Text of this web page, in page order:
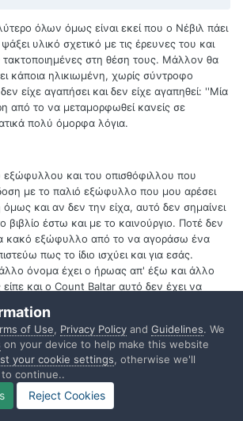
όλων όμως είναι εκεί που ο Νέβιλ πάει
υλικό σχετικό με τις έρευνες του και
τακτοποιημένες στη θέση τους. Μάλλον θα
κάποια ηλικιωμένη, χωρίς σύντροφο
είχε αγαπήσει και δεν είχε αγαπηθεί: ''Μία
από το να μεταμορφωθεί κανείς σε
πολύ όμορφα λόγια.
εξώφυλλου και του οπισθόφιλλου που
με το παλιό εξώφυλλο που μου αρέσει
και αν δεν την είχα, αυτό δεν σημαίνει
βιβλίο έστω και με το καινούργιο. Ποτέ δεν
κακό εξώφυλλο από το να αγοράσω ένα
πως το ίδιο ισχύει και για εσάς.
άλλο όνομα έχει ο ήρωας απ' έξω και άλλο
και ο Count Baltar αυτό δεν έχει να
topic που άνοιξε ο Nikosal, αν αυτό
λάθος που γίνεται στην έκδοση ενός βιβλίου,
κοιμάμαι ήσυχος.
να καταλάβω είναι οι χαωτικές διαφορές
of Use, Privacy Policy and Guidelines. We
on your device to help make this website
your cookie settings, otherwise we'll
continue..
Reject Cookies